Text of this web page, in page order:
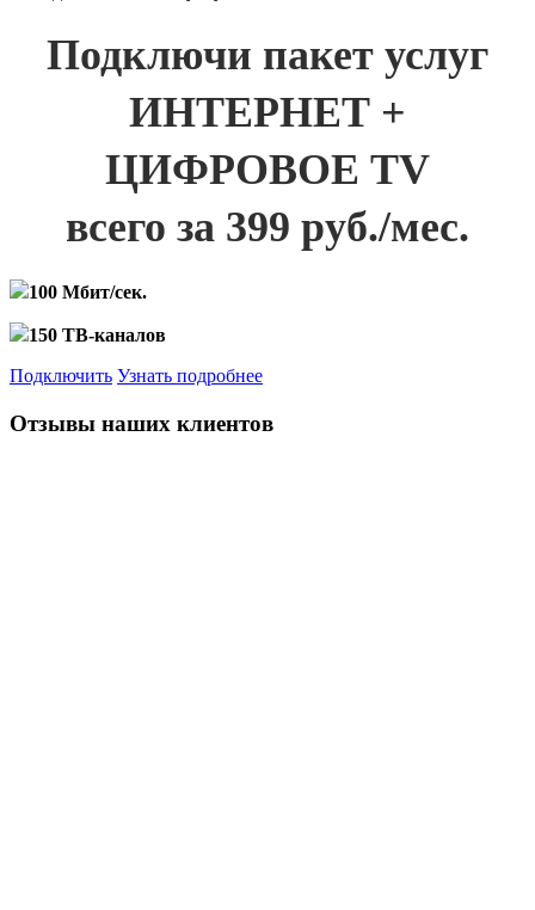
Подключи пакет услуг
ИНТЕРНЕТ +
ЦИФРОВОЕ TV
всего за 399 руб./мес.
100 Мбит/сек.
150 ТВ-каналов
Подключить Узнать подробнее
Отзывы наших клиентов